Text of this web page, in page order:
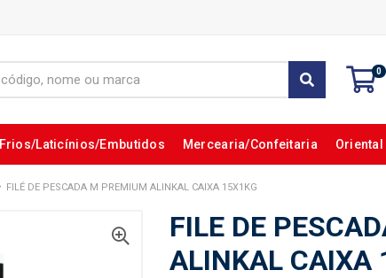
0
Frios/Laticínios/Embutidos Mercearia/Confeitaria Oriental
FILÉ DE PESCADA M PREMIUM ALINKAL CAIXA 15X1KG
FILE DE
ALINKAL CAIXA